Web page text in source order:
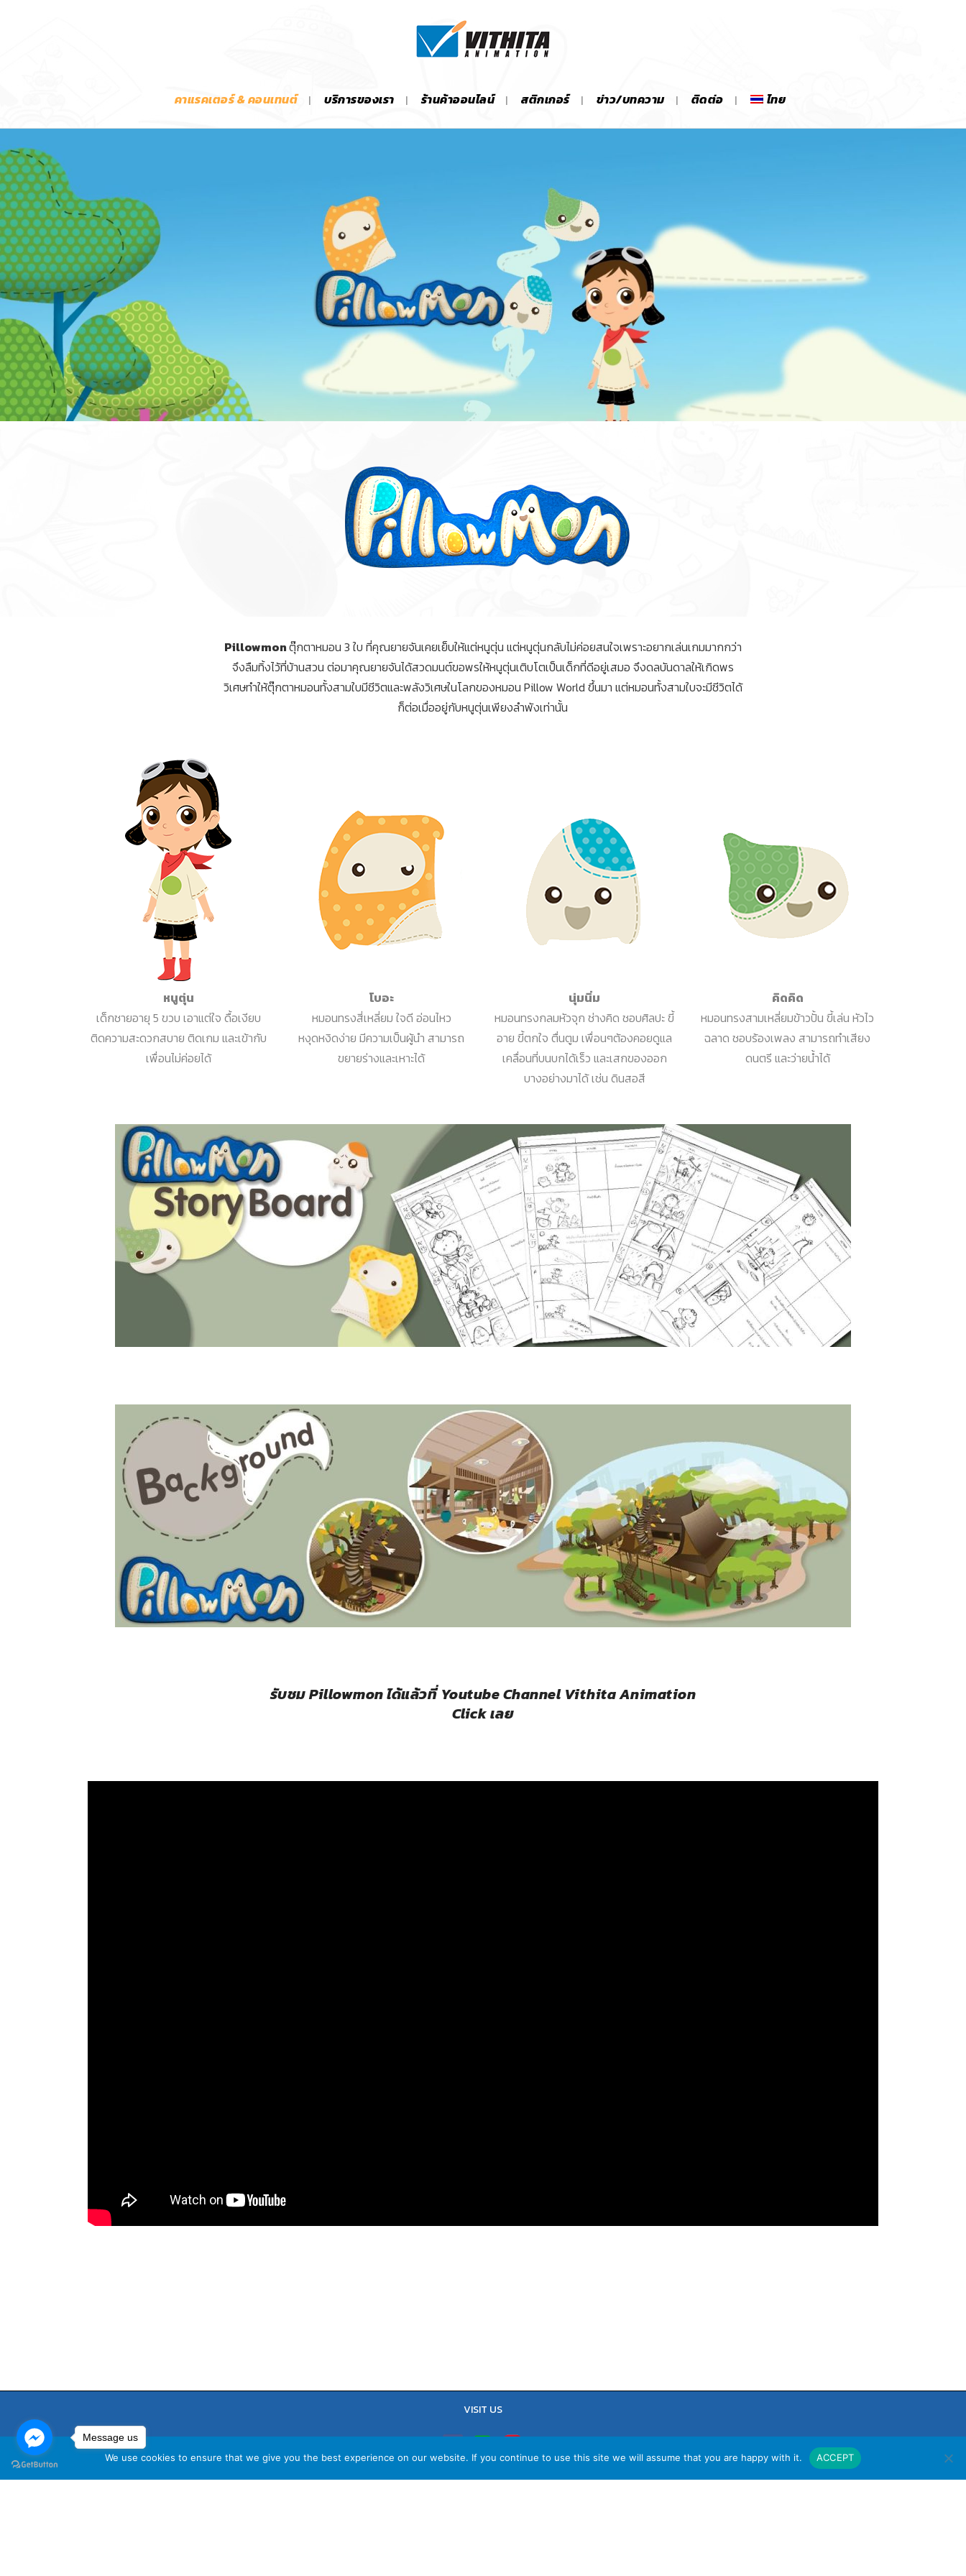
คาแรคเตอร์ & คอนเทนต์ บริการของเรา ร้านค้าออนไลน์ สติกเกอร์ ข่าว/บทความ ติดต่อ ไทย
Pillowmonตุ๊กตาหมอน 3 ใบ ที่คุณยายจันเคยเย็บให้แต่หนูตุ่น แต่หนูตุ่นกลับไม่ค่อยสนใจเพราะอยากเล่นเกมมากกว่า
จึงลืมทิ้งไว้ที่บ้านสวน ต่อมาคุณยายจันได้สวดมนต์ขอพรให้หนูตุ่นเติบโตเป็นเด็กที่ดีอยู่เสมอ จึงดลบันดาลให้เกิดพร
วิเศษทำให้ตุ๊กตาหมอนทั้งสามใบมีชีวิตและพลังวิเศษในโลกของหมอน Pillow World ขึ้นมา แต่หมอนทั้งสามใบจะมีชีวิตได้
ก็ต่อเมื่ออยู่กับหนูตุ่นเพียงลำพังเท่านั้น
หนูตุ่น
เด็กชายอายุ 5 ขวบ เอาแต่ใจ ดื้อเงียบ
ติดความสะดวกสบาย ติดเกม และเข้ากับ
เพื่อนไม่ค่อยได้
โบอะ
หมอนทรงสี่เหลี่ยม ใจดี อ่อนไหว
หงุดหงิดง่าย มีความเป็นผู้นำ สามารถ
ขยายร่างและเหาะได้
นุ่มนิ่ม
หมอนทรงกลมหัวจุก ช่างคิด ชอบศิลปะ ขี้
อาย ขี้ตกใจ ตื่นตูม เพื่อนๆต้องคอยดูแล
เคลื่อนที่บนบกได้เร็ว และเสกของออก
บางอย่างมาได้ เช่น ดินสอสี
คิดคิด
หมอนทรงสามเหลี่ยมข้าวปั้น ขี้เล่น หัวไว
ฉลาด ชอบร้องเพลง สามารถทำเสียง
ดนตรี และว่ายน้ำได้
รับชม Pillowmon ได้แล้วที่ Youtube Channel Vithita Animation
Click เลย
VISIT US
We use cookies to ensure that we give you the best experience on our website. If you continue to use this site we will assume that you are happy with it. ACCEPT
Message us